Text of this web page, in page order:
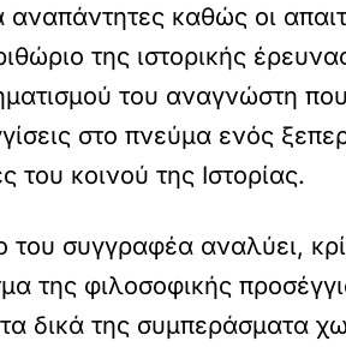
καθώς οι
της ιστορικής
του αναγνώστη που
στο πνεύμα ενός
του κοινού της Ιστορίας.
του συγγραφέα αναλύει,
της φιλοσοφικής
τα δικά της συμπεράσματα